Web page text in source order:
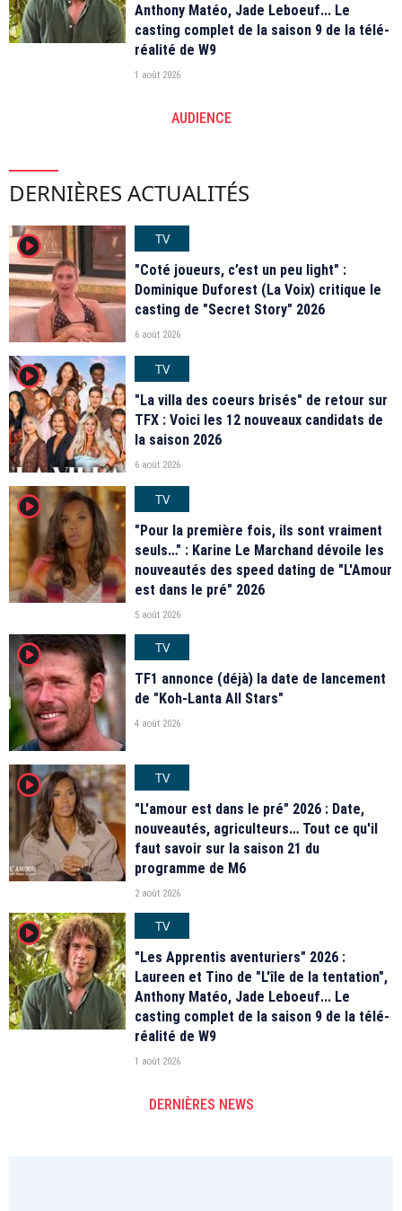
Anthony Matéo, Jade Leboeuf... Le
casting complet de la saison 9 de la télé-
réalité de W9
1 août 2026
AUDIENCE
DERNIÈRES ACTUALITÉS
player2
TV
"Coté joueurs, c’est un peu light" :
Dominique Duforest (La Voix) critique le
casting de "Secret Story" 2026
6 août 2026
player2
TV
"La villa des coeurs brisés" de retour sur
TFX : Voici les 12 nouveaux candidats de
la saison 2026
6 août 2026
player2
TV
"Pour la première fois, ils sont vraiment
seuls…" : Karine Le Marchand dévoile les
nouveautés des speed dating de "L'Amour
est dans le pré" 2026
5 août 2026
player2
TV
TF1 annonce (déjà) la date de lancement
de "Koh-Lanta All Stars"
4 août 2026
player2
TV
"L'amour est dans le pré" 2026 : Date,
nouveautés, agriculteurs… Tout ce qu'il
faut savoir sur la saison 21 du
programme de M6
2 août 2026
player2
TV
"Les Apprentis aventuriers" 2026 :
Laureen et Tino de "L'île de la tentation",
Anthony Matéo, Jade Leboeuf... Le
casting complet de la saison 9 de la télé-
réalité de W9
1 août 2026
DERNIÈRES NEWS